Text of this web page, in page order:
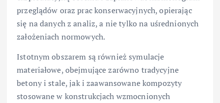
przeglądów oraz prac konserwacyjnych, opierając
się na danych z analiz, a nie tylko na uśrednionych
założeniach normowych.
Istotnym obszarem są również symulacje
materiałowe, obejmujące zarówno tradycyjne
betony i stale, jak i zaawansowane kompozyty
stosowane w konstrukcjach wzmocnionych